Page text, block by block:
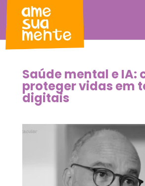
Saúde mental e IA:
proteger vidas em
digitais